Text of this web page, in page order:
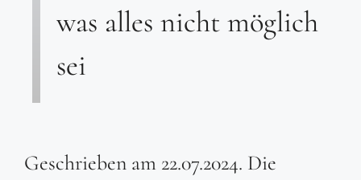
was alles nicht möglich
sei
Geschrieben am 22.07.2024. Die